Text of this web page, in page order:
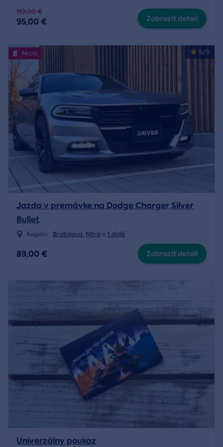
119,00 €
95,00 € Zobraziť detail
5/5
Akcia
Jazda v premávke na Dodge Charger Silver
Bullet
Región: Bratislava, Nitra a 1 ďalší
89,00 € Zobraziť detail
Univerzálny poukaz